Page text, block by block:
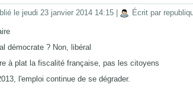
le jeudi 23 janvier 2014 14:15 Écrit par
démocrate ? Non, libéral
à plat la fiscalité française, pas les citoyens
l'emploi continue de se dégrader.